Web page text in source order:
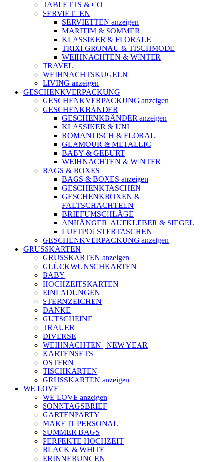
TABLETTS & CO
SERVIETTEN
SERVIETTEN anzeigen
MARITIM & SOMMER
KLASSIKER & FLORALE
TRIXI GRONAU & TISCHMODE
WEIHNACHTEN & WINTER
TRAVEL
WEIHNACHTSKUGELN
LIVING anzeigen
GESCHENKVERPACKUNG
GESCHENKVERPACKUNG anzeigen
GESCHENKBÄNDER
GESCHENKBÄNDER anzeigen
KLASSIKER & UNI
ROMANTISCH & FLORAL
GLAMOUR & METALLIC
BABY & GEBURT
WEIHNACHTEN & WINTER
BAGS & BOXES
BAGS & BOXES anzeigen
GESCHENKTASCHEN
GESCHENKBOXEN &
FALTSCHACHTELN
BRIEFUMSCHLÄGE
ANHÄNGER, AUFKLEBER & SIEGEL
LUFTPOLSTERTASCHEN
GESCHENKVERPACKUNG anzeigen
GRUSSKARTEN
GRUSSKARTEN anzeigen
GLÜCKWUNSCHKARTEN
BABY
HOCHZEITSKARTEN
EINLADUNGEN
STERNZEICHEN
DANKE
GUTSCHEINE
TRAUER
DIVERSE
WEIHNACHTEN | NEW YEAR
KARTENSETS
OSTERN
TISCHKARTEN
GRUSSKARTEN anzeigen
WE LOVE
WE LOVE anzeigen
SONNTAGSBRIEF
GARTENPARTY
MAKE IT PERSONAL
SUMMER BAGS
PERFEKTE HOCHZEIT
BLACK & WHITE
ERINNERUNGEN